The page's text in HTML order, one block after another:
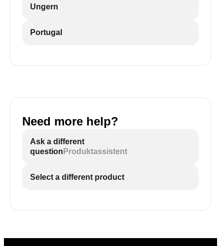
Ungern
Portugal
Need more help?
Ask a different
question Produktassistent
Select a different product